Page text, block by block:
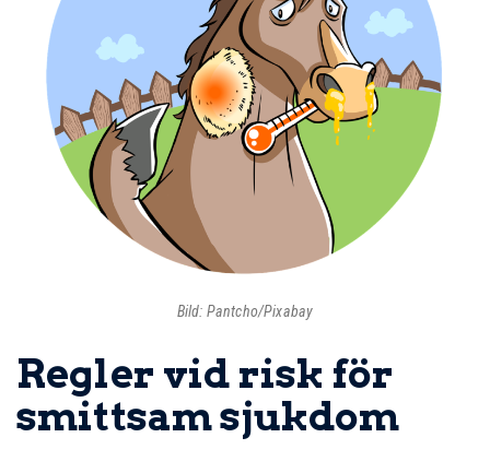
Bild: Pantcho/Pixabay
Regler vid risk för
smittsam sjukdom